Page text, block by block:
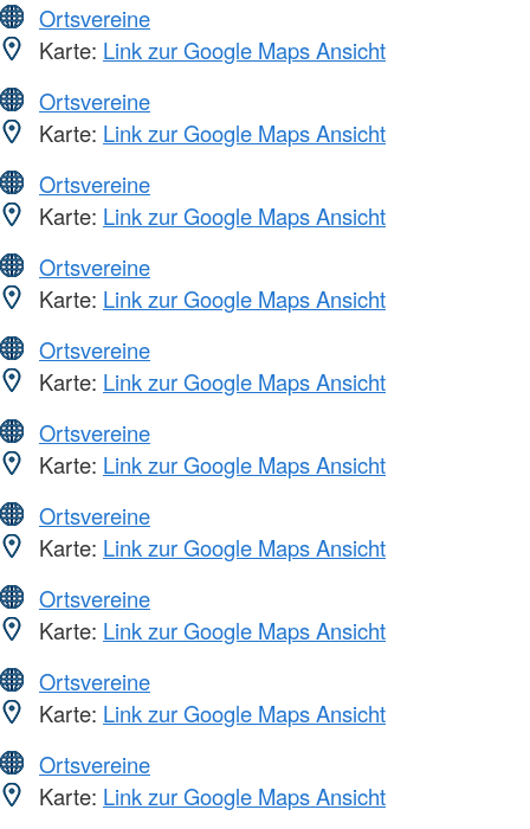
Ortsvereine
Karte: Link zur Google Maps Ansicht
Ortsvereine
Karte: Link zur Google Maps Ansicht
Ortsvereine
Karte: Link zur Google Maps Ansicht
Ortsvereine
Karte: Link zur Google Maps Ansicht
Ortsvereine
Karte: Link zur Google Maps Ansicht
Ortsvereine
Karte: Link zur Google Maps Ansicht
Ortsvereine
Karte: Link zur Google Maps Ansicht
Ortsvereine
Karte: Link zur Google Maps Ansicht
Ortsvereine
Karte: Link zur Google Maps Ansicht
Ortsvereine
Karte: Link zur Google Maps Ansicht